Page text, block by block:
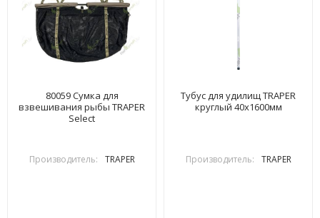
80059 Сумка для
взвешивания рыбы TRAPER
Select
Производитель: TRAPER
Тубус для удилищ TRAPER
круглый 40x1600мм
Производитель: TRAPER